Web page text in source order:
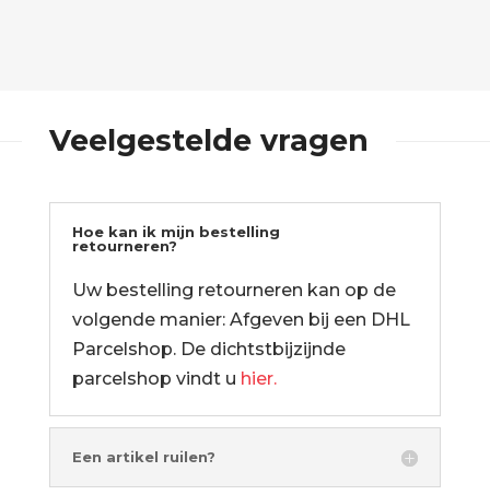
Veelgestelde vragen
Hoe kan ik mijn bestelling
retourneren?
Uw bestelling retourneren kan op de
volgende manier: Afgeven bij een DHL
Parcelshop. De dichtstbijzijnde
parcelshop vindt u hier.
Een artikel ruilen?